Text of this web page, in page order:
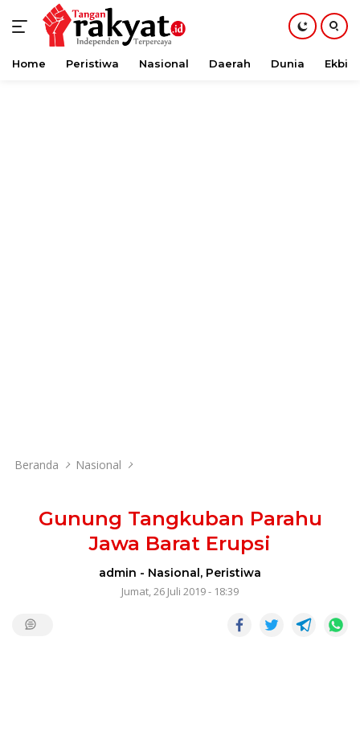
Langsung
Home Peristiwa Nasional Daerah Dunia Ekbis
Beranda Nasional
Gunung Tangkuban Parahu
Jawa Barat Erupsi
admin - Nasional, Peristiwa
Jumat, 26 Juli 2019 - 18:39